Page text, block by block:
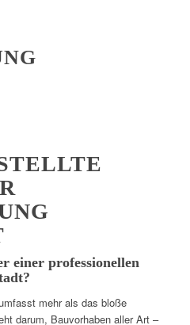
einer professionellen
mehr als das bloße
darum, Bauvorhaben aller Art –